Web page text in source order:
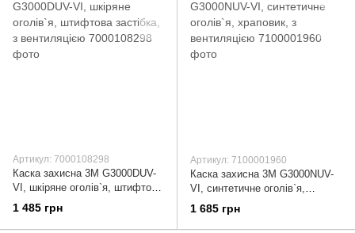
Артикул: 7000108298
Каска захисна 3М G3000DUV-
VI, шкіряне оголів`я, штифтова
застібка, з вентиляцією
1 485 грн
Артикул: 7100001960
Каска захисна 3М G3000NUV-
VІ, синтетичне оголів`я,
храповик, з вентиляцією
1 685 грн